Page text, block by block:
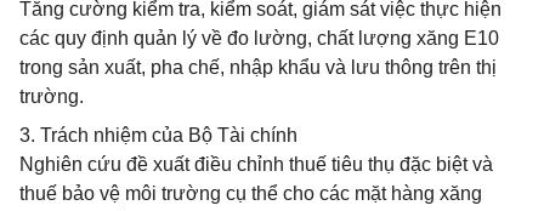
Tăng cường kiểm tra, kiểm soát, giám sát việc thực hiện
các quy định quản lý về đo lường, chất lượng xăng E10
trong sản xuất, pha chế, nhập khẩu và lưu thông trên thị
trường.
3. Trách nhiệm của Bộ Tài chính
Nghiên cứu đề xuất điều chỉnh thuế tiêu thụ đặc biệt và
thuế bảo vệ môi trường cụ thể cho các mặt hàng xăng